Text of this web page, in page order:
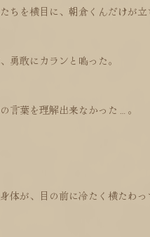
ちを横目に、朝倉くんだけが立
勇敢にカランと鳴った。
言葉を理解出来なかった…。
体が、目の前に冷たく横たわっ